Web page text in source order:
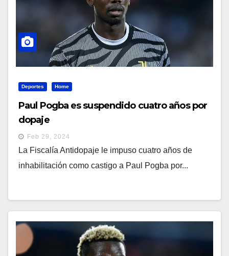
Deportes Home
Paul Pogba es suspendido cuatro años por
dopaje
Feb 29, 2024
La Fiscalía Antidopaje le impuso cuatro años de
inhabilitación como castigo a Paul Pogba por...